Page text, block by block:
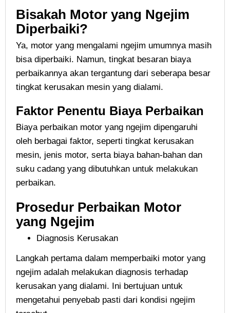
Bisakah Motor yang Ngejim
Diperbaiki?
Ya, motor yang mengalami ngejim umumnya masih
bisa diperbaiki. Namun, tingkat besaran biaya
perbaikannya akan tergantung dari seberapa besar
tingkat kerusakan mesin yang dialami.
Faktor Penentu Biaya Perbaikan
Biaya perbaikan motor yang ngejim dipengaruhi
oleh berbagai faktor, seperti tingkat kerusakan
mesin, jenis motor, serta biaya bahan-bahan dan
suku cadang yang dibutuhkan untuk melakukan
perbaikan.
Prosedur Perbaikan Motor
yang Ngejim
Diagnosis Kerusakan
Langkah pertama dalam memperbaiki motor yang
ngejim adalah melakukan diagnosis terhadap
kerusakan yang dialami. Ini bertujuan untuk
mengetahui penyebab pasti dari kondisi ngejim